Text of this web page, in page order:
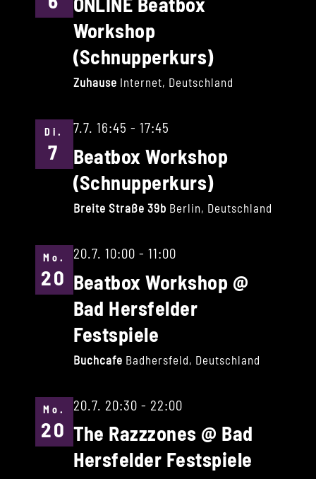
ONLINE Beatbox
Workshop
(Schnupperkurs)
Zuhause Internet, Deutschland
Di.
7
7.7. 16:45 - 17:45
Beatbox Workshop
(Schnupperkurs)
Breite Straße 39b Berlin, Deutschland
Mo.
20
20.7. 10:00 - 11:00
Beatbox Workshop @
Bad Hersfelder
Festspiele
Buchcafe Badhersfeld, Deutschland
Mo.
20
20.7. 20:30 - 22:00
The Razzzones @ Bad
Hersfelder Festspiele